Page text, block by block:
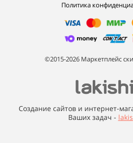
Политика
©2015-2026 Маркетплейс
Создание сайтов и интернет-
Ваших задач -